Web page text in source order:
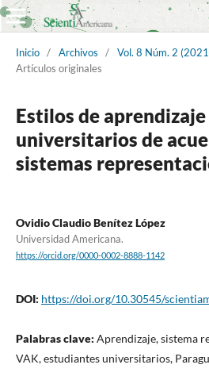
Inicio / Archivos / Vol. 8 Núm. 2
Artículos originales
Estilos de
universitarios de
sistemas
Ovidio Claudio Benítez López
Universidad Americana.
https://orcid.org/0000-0002-8888-1142
DOI: https://doi.org/10.30545/
Palabras clave: Aprendizaje, sistema
VAK, estudiantes universitarios,